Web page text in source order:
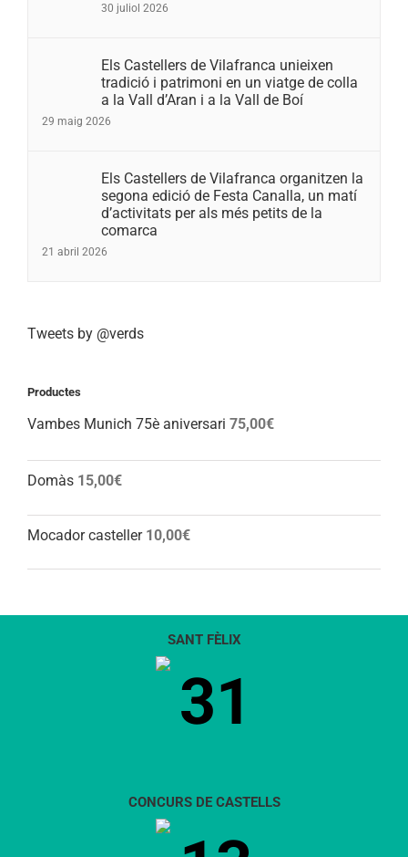
30 juliol 2026
Els Castellers de Vilafranca unieixen
tradició i patrimoni en un viatge de colla
a la Vall d’Aran i a la Vall de Boí
29 maig 2026
Els Castellers de Vilafranca organitzen la
segona edició de Festa Canalla, un matí
d’activitats per als més petits de la
comarca
21 abril 2026
Tweets by @verds
Productes
Vambes Munich 75è aniversari 75,00€
Domàs 15,00€
Mocador casteller 10,00€
SANT FÈLIX
31
CONCURS DE CASTELLS